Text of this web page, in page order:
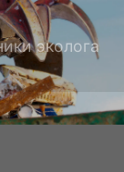
эколога